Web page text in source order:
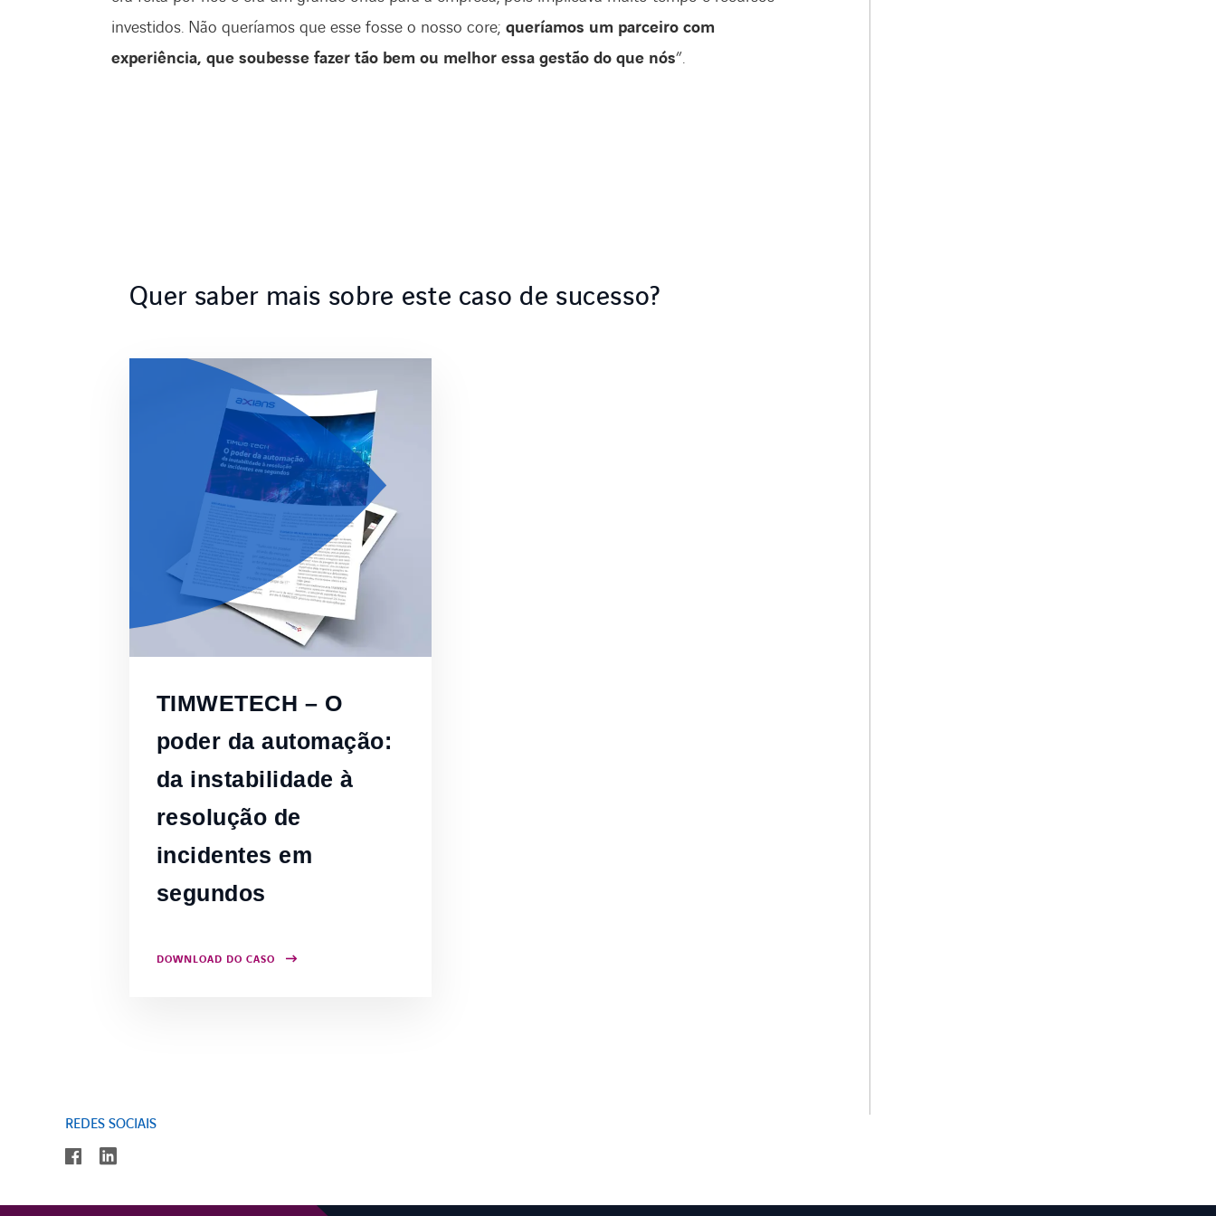
investidos. Não queríamos que esse fosse o nosso core; queríamos um parceiro com
experiência, que soubesse fazer tão bem ou melhor essa gestão do que nós”.
Quer saber mais sobre este caso de sucesso?
TIMWETECH – O
poder da automação:
da instabilidade à
resolução de
incidentes em
segundos
DOWNLOAD DO CASO
REDES SOCIAIS
facebook